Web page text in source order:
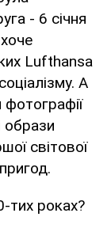
- 6 січня
Lufthansa
А
образи
світової
роках?